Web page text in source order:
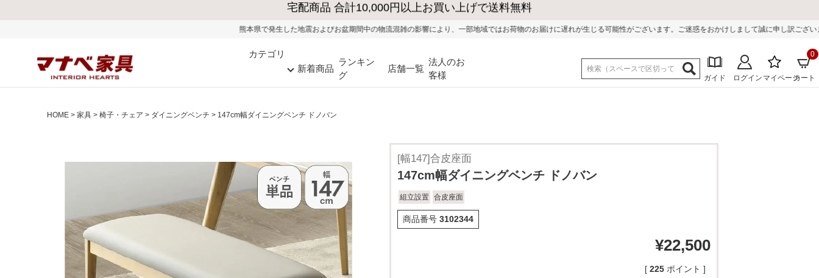
大型家具の送料・設置無料（※当社エリア）
熊本県で発生した地震およびお盆期間中の物流混雑の影響により、一部地域ではお荷物のお届けに遅れが生じる可能性がございます。ご迷惑をおかけしまして誠に申し訳ございません。
カテゴリ
新着商品
ランキン
グ
店舗一覧
法人のお
客様
ガイド ログイン マイページカート
0
HOME 家具 椅子・チェア ダイニングベンチ 147cm幅ダイニングベンチ ドノバン
[幅147]合皮座面
147cm幅ダイニングベンチ ドノバン
組立設置 合皮座面
商品番号 3102344
¥22,500
[ 225 ポイント ]